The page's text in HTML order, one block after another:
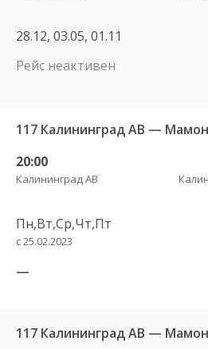
28.12, 03.05, 01.11
Рейс неактивен
117 Калининград АВ —
20:00
Калининград АВ
Пн,Вт,Ср,Чт,Пт
с 25.02.2023
—
117 Калининград АВ —